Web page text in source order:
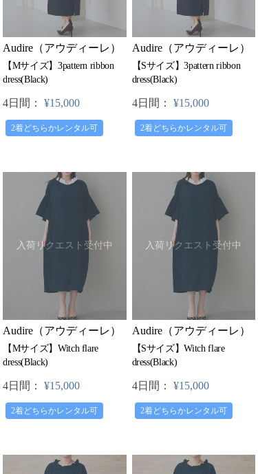
Audire（アウディーレ）
【Mサイズ】3pattern ribbon
dress(Black)
4日間： ¥15,000
2着どちらかレンタル可
Audire（アウディーレ）
【Sサイズ】3pattern ribbon
dress(Black)
4日間： ¥15,000
2着どちらかレンタル可
入荷リクエスト受付中
Audire（アウディーレ）
【Mサイズ】Witch flare
dress(Black)
4日間： ¥15,000
2着どちらかレンタル可
入荷リクエスト受付中
Audire（アウディーレ）
【Sサイズ】Witch flare
dress(Black)
4日間： ¥15,000
2着どちらかレンタル可